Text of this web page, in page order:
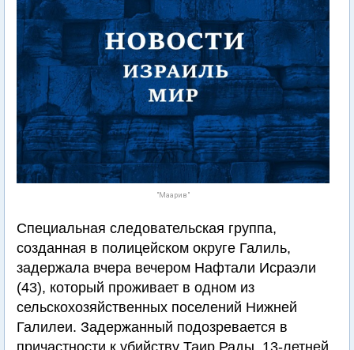
"Маарив"
Специальная следовательская группа,
созданная в полицейском округе Галиль,
задержала вчера вечером Нафтали Исраэли
(43), который проживает в одном из
сельскохозяйственных поселений Нижней
Галилеи. Задержанный подозревается в
причастности к убийству Таир Рады, 13-летней